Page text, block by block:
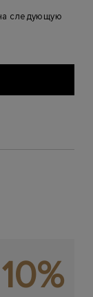
следующую
10%